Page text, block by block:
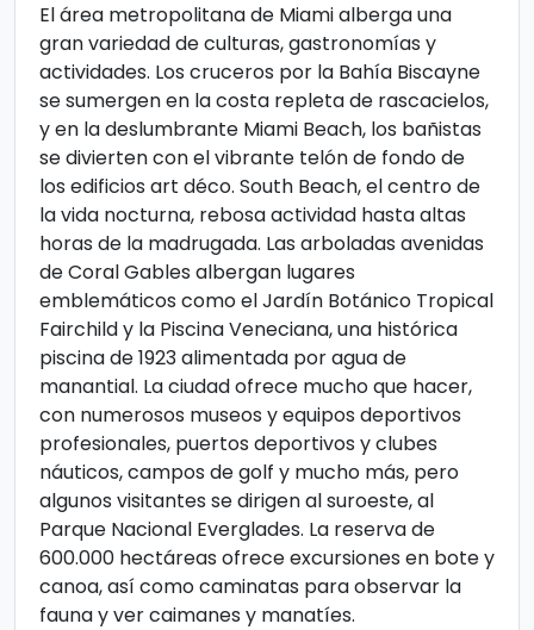
El área metropolitana de Miami alberga una
gran variedad de culturas, gastronomías y
actividades. Los cruceros por la Bahía Biscayne
se sumergen en la costa repleta de rascacielos,
y en la deslumbrante Miami Beach, los bañistas
se divierten con el vibrante telón de fondo de
los edificios art déco. South Beach, el centro de
la vida nocturna, rebosa actividad hasta altas
horas de la madrugada. Las arboladas avenidas
de Coral Gables albergan lugares
emblemáticos como el Jardín Botánico Tropical
Fairchild y la Piscina Veneciana, una histórica
piscina de 1923 alimentada por agua de
manantial. La ciudad ofrece mucho que hacer,
con numerosos museos y equipos deportivos
profesionales, puertos deportivos y clubes
náuticos, campos de golf y mucho más, pero
algunos visitantes se dirigen al suroeste, al
Parque Nacional Everglades. La reserva de
600.000 hectáreas ofrece excursiones en bote y
canoa, así como caminatas para observar la
fauna y ver caimanes y manatíes.